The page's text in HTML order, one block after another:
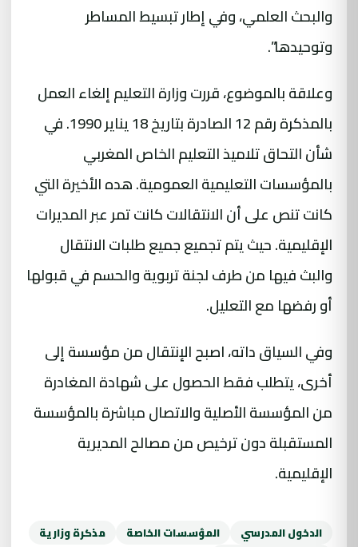
والبحث العلمي، وفي إطار تبسيط المساطر
وتوحيدها”.
وعلاقة بالموضوع، قررت وزارة التعليم إلغاء العمل
بالمذكرة رقم 12 الصادرة بتاريخ 18 يناير 1990. في
شأن التحاق تلاميذ التعليم الخاص المغربي
بالمؤسسات التعليمية العمومية. هده الأخيرة التي
كانت تنص على أن الانتقالات كانت تمر عبر المديرات
الإقليمية. حيث يتم تجميع جميع طلبات الانتقال
والبث فيها من طرف لجنة تربوية والحسم في قبولها
أو رفضها مع التعليل.
وفي السياق داته، اصبح الإنتقال من مؤسسة إلى
أخرى، يتطلب فقط الحصول على شهادة المغادرة
من المؤسسة الأصلية والاتصال مباشرة بالمؤسسة
المستقبلة دون ترخيص من مصالح المديرية
الإقليمية.
الدخول المدرسي المؤسسات الخاصة
مذكرة وزارية